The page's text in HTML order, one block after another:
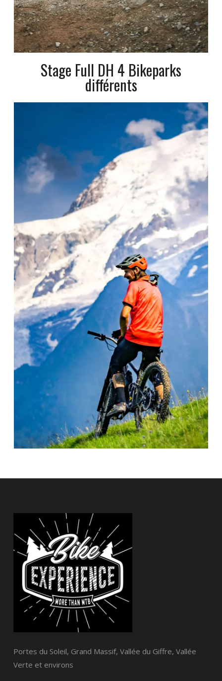
Stage Full DH 4 Bikeparks
différents
Portes du Soleil, Grand Massif, Vallée du Giffre, Vallée
Verte et environs